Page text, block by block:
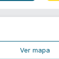
Ver mapa